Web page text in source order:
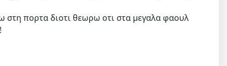
πορτα διοτι θεωρω οτι στα μεγαλα φαουλ